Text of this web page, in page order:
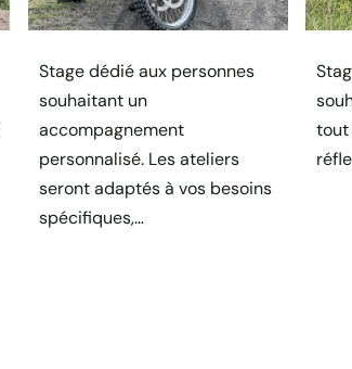
Stage dédié aux personnes
souhaitant un
accompagnement
personnalisé. Les ateliers
seront adaptés à vos besoins
spécifiques,…
tout